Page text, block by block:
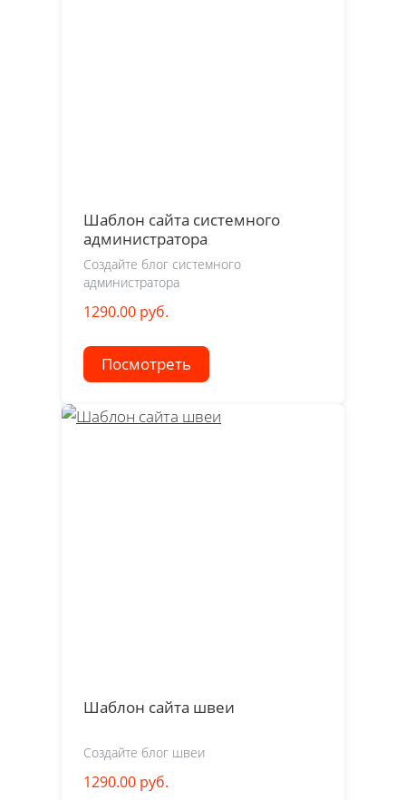
Шаблон сайта системного
администратора
Создайте блог системного
администратора
1290.00 руб.
Посмотреть
Шаблон сайта швеи
Создайте блог швеи
1290.00 руб.